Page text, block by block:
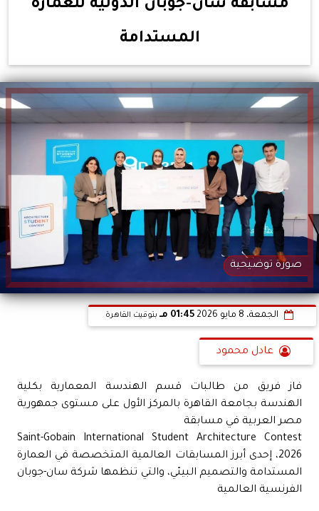
مسابقة سان-جوبان الدولية للعمارة
المستدامة
صورة توضيحية
الجمعة، 8 مايو 2026 01:45 مـ بتوقيت القاهرة
عادل محمود
فاز فريق من طالبات قسم الهندسة المعمارية بكلية
الهندسة بجامعة القاهرة بالمركز الأول على مستوى جمهورية
مصر العربية في مسابقة
Saint-Gobain International Student Architecture Contest
2026، إحدى أبرز المسابقات العالمية المتخصصة في العمارة
المستدامة والتصميم البيئي، والتي تنظمها شركة سان-جوبان
الفرنسية العالمية